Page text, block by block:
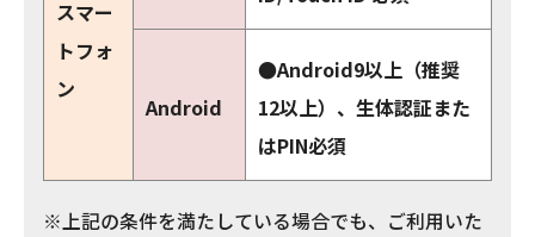
スマー
トフォ
ン
Android
●Android9以上（推奨
12以上）、生体認証また
はPIN必須
※上記の条件を満たしている場合でも、ご利用いた